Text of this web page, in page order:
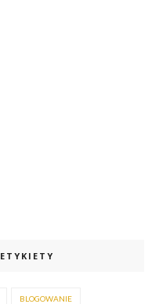
ETYKIETY
BLOGOWANIE